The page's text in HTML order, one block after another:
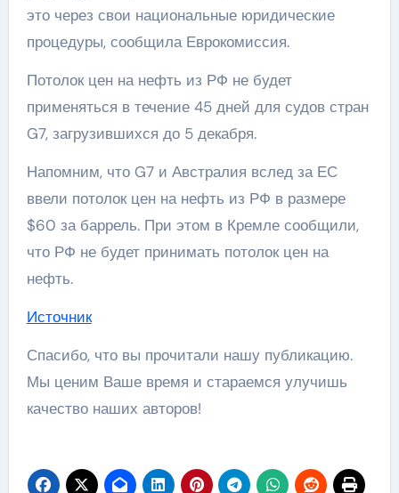
это через свои национальные юридические
процедуры, сообщила Еврокомиссия.
Потолок цен на нефть из РФ не будет
применяться в течение 45 дней для судов стран
G7, загрузившихся до 5 декабря.
Напомним, что G7 и Австралия вслед за ЕС
ввели потолок цен на нефть из РФ в размере
$60 за баррель. При этом в Кремле сообщили,
что РФ не будет принимать потолок цен на
нефть.
Источник
Спасибо, что вы прочитали нашу публикацию.
Мы ценим Ваше время и стараемся улучишь
качество наших авторов!